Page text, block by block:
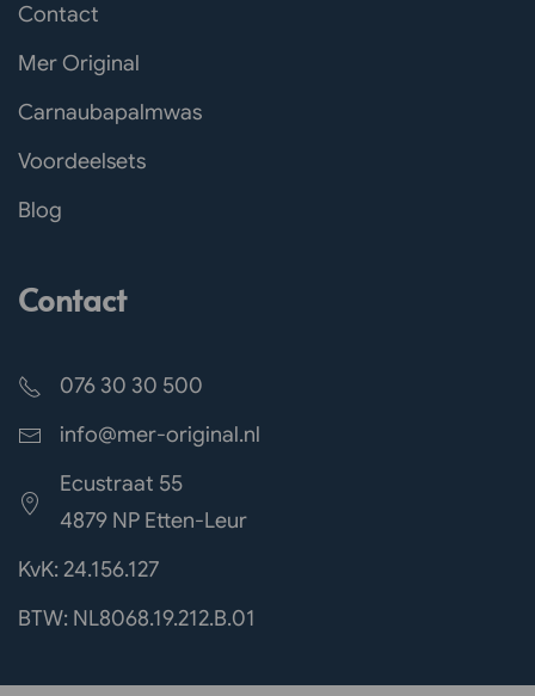
Contact
Mer Original
Carnaubapalmwas
Voordeelsets
Blog
Contact
076 30 30 500
info@mer-original.nl
Ecustraat 55
4879 NP Etten-Leur
KvK: 24.156.127
BTW: NL8068.19.212.B.01